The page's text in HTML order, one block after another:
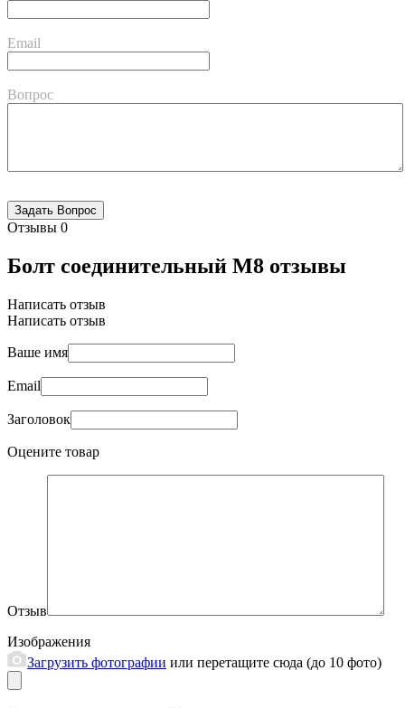
Email
Вопрос
Отзывы 0
Болт соединительный М8 отзывы
Написать отзыв
Написать отзыв
Ваше имя
Email
Заголовок
Оцените товар
Отзыв
Изображения
Загрузить фотографии или перетащите сюда (до 10 фото)